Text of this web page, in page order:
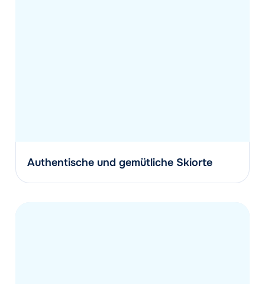
Authentische und gemütliche Skiorte